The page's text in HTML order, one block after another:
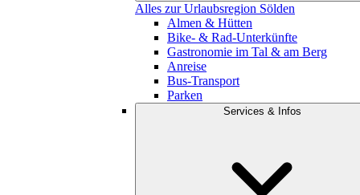
Alles zur Urlaubsregion Sölden
Almen & Hütten
Bike- & Rad-Unterkünfte
Gastronomie im Tal & am Berg
Anreise
Bus-Transport
Parken
Services & Infos